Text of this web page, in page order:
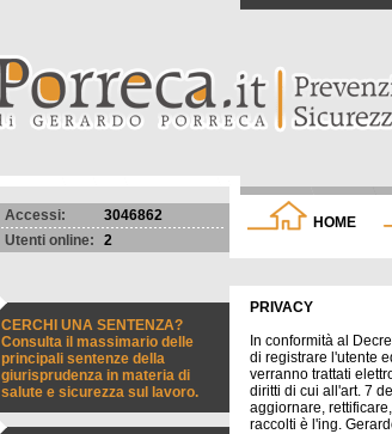
Accessi:
3046862
Utenti online:
2
CERCHI UNA SENTENZA?
Consulta il massimario delle
principali sentenze della
giurisprudenza in materia di
salute e sicurezza sul lavoro.
HOME
PRIVACY
In conformità al
di registrare l'utente
verranno trattati
diritti di cui all'art. 7
aggiornare,
raccolti è l'ing.